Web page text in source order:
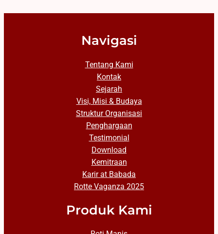
Navigasi
Tentang Kami
Kontak
Sejarah
Visi, Misi & Budaya
Struktur Organisasi
Penghargaan
Testimonial
Download
Kemitraan
Karir at Babada
Rotte Vaganza 2025
Produk Kami